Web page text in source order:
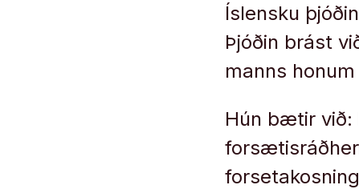
Íslensku
Þjóðin brást
manns
Hún bætir við: